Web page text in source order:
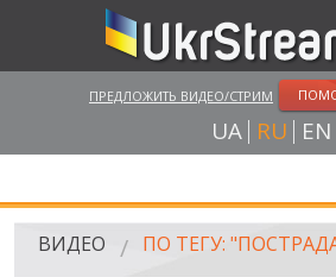
ПРЕДЛОЖИТЬ ВИДЕО/СТРИМ
UA RU EN
ГЛАВНАЯ
ВИДЕО ПО ТЕГУ: